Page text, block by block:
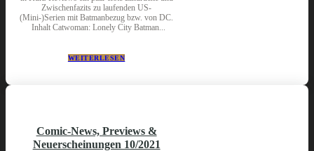
Zwischenfazits zu laufenden US-
(Mini-)Serien mit Batmanbezug bzw. von DC.
Inhalt Catwoman: Lonely City Batman...
WEITERLESEN
Comic-News, Previews &
Neuerscheinungen 10/2021